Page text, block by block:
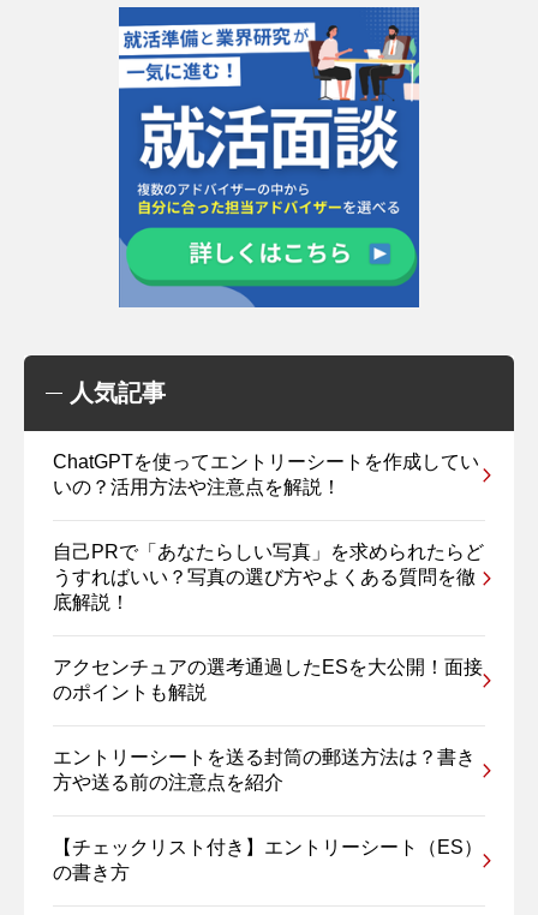
人気記事
ChatGPTを使ってエントリーシートを作成してい
いの？活用方法や注意点を解説！
自己PRで「あなたらしい写真」を求められたらど
うすればいい？写真の選び方やよくある質問を徹
底解説！
アクセンチュアの選考通過したESを大公開！面接
のポイントも解説
エントリーシートを送る封筒の郵送方法は？書き
方や送る前の注意点を紹介
【チェックリスト付き】エントリーシート（ES）
の書き方